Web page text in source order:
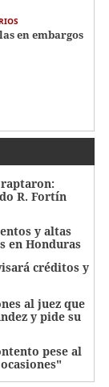
en embargos
R. Fortín
y altas
en Honduras
créditos y
al juez que
y pide su
pese al